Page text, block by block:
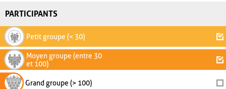
PARTICIPANTS
Petit groupe (< 30)
Moyen groupe (entre 30
et 100)
Grand groupe (> 100)